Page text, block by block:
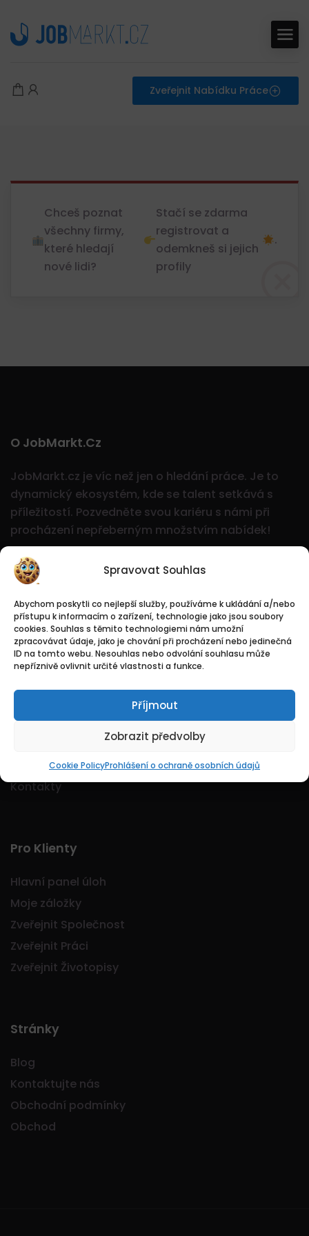
Spravovat Souhlas
Abychom poskytli co nejlepší služby, používáme k ukládání a/nebo
přístupu k informacím o zařízení, technologie jako jsou soubory
cookies. Souhlas s těmito technologiemi nám umožní
zpracovávat údaje, jako je chování při procházení nebo jedinečná
ID na tomto webu. Nesouhlas nebo odvolání souhlasu může
nepříznivě ovlivnit určité vlastnosti a funkce.
Příjmout
Zobrazit předvolby
Cookie PolicyProhlášení o ochraně osobních údajů
Zveřejnit Nabídku Práce
Chceš poznat
všechny firmy,
které hledají
nové lidi?
Stačí se zdarma
registrovat a
odemkneš si jejich
profily
.
O JobMarkt.cz
JobMarkt.cz je víc než jen o hledání práce. Je to
dynamický ekosystém, kde se talent setkává s
příležitostí. Pozvedněte svou kariéru s námi při
procházení nepřeberným množstvím nabídek!
Logo Jobmarkt.cz ® je registrovaná ochranná
známka.
Kontakty
Pro Klienty
Hlavní panel úloh
Moje záložky
Zveřejnit Společnost
Zveřejnit Práci
Zveřejnit Životopisy
Stránky
Blog
Kontaktujte nás
Obchodní podmínky
Obchod